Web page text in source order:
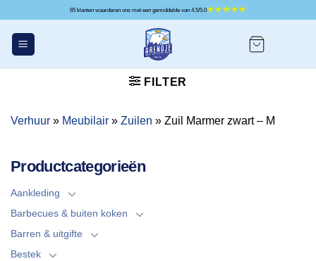
inhoud
65 klanten waarderen ons met een gemiddelde van 4.5/5.0
FILTER
Verhuur » Meubilair » Zuilen » Zuil Marmer zwart – M
Productcategorieën
Aankleding
Barbecues & buiten koken
Barren & uitgifte
Bestek